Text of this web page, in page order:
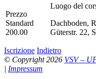
Prezzo
Standard
200.00
Luogo del
Dachboden,
Güterstr. 22,
Iscrizione Indietro
© Copyright 2026 VSV –
| Impressum